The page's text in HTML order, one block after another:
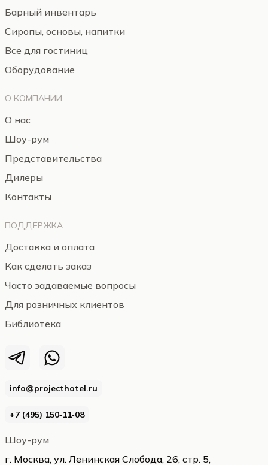
info@projecthotel.ru
+7 (495) 150‑11‑08
Шоу-рум
г. Москва, ул. Ленинская Слобода, 26, стр. 5,
Барный инвентарь
Сиропы, основы, напитки
Все для гостиниц
Оборудование
О КОМПАНИИ
О нас
Шоу-рум
Представительства
Дилеры
Контакты
ПОДДЕРЖКА
Доставка и оплата
Как сделать заказ
Часто задаваемые вопросы
Для розничных клиентов
Библиотека